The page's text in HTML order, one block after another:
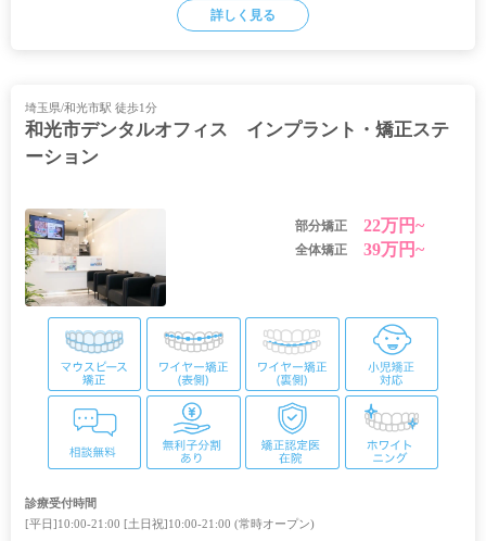
詳しく見る
埼玉県/和光市駅 徒歩1分
和光市デンタルオフィス インプラント・矯正ステ
ーション
部分矯正 22万円~
全体矯正 39万円~
診療受付時間
[平日]10:00-21:00 [土日祝]10:00-21:00 (常時オープン)